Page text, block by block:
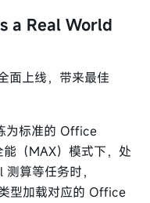
a Real World
面上线，带来最佳
为标准的 Office
（MAX）模式下，处
算等任务时，
型加载对应的 Office